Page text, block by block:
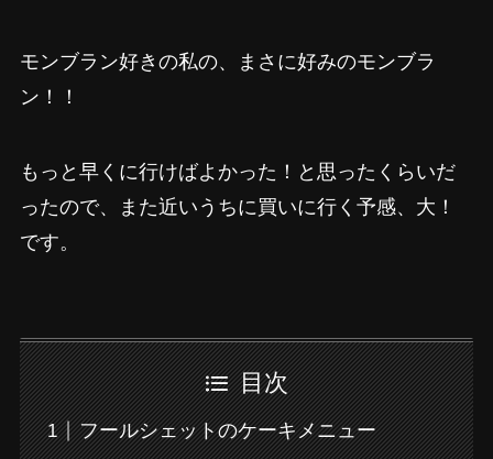
モンブラン好きの私の、まさに好みのモンブラ
ン！！
もっと早くに行けばよかった！と思ったくらいだ
ったので、また近いうちに買いに行く予感、大！
です。
目次
フールシェットのケーキメニュー